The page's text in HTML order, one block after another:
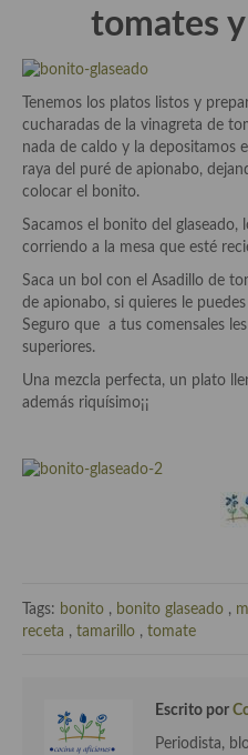
Cocina Sefardí
Cocina callejera
Cocina fusión
Cocinas de España
Cocina Andaluza
Cocina Aragonesa
Cocina Asturiana
Cocina Canaria
Cocina Castilla – La Mancha
Cocina Gallega
Cocina Murciana
tomates
Tenemos los platos listos y
cucharadas de la vinagreta de
nada de caldo y la depositamos
raya del puré de apionabo,
colocar el bonito.
Sacamos el bonito del glaseado,
corriendo a la mesa que esté
Saca un bol con el Asadillo de
de apionabo, si quieres le
Seguro que a tus comensales
superiores.
Una mezcla perfecta, un plato
además riquísimo¡¡
Tags: bonito , bonito glaseado ,
receta , tamarillo , tomate
Escrito por
Periodista,